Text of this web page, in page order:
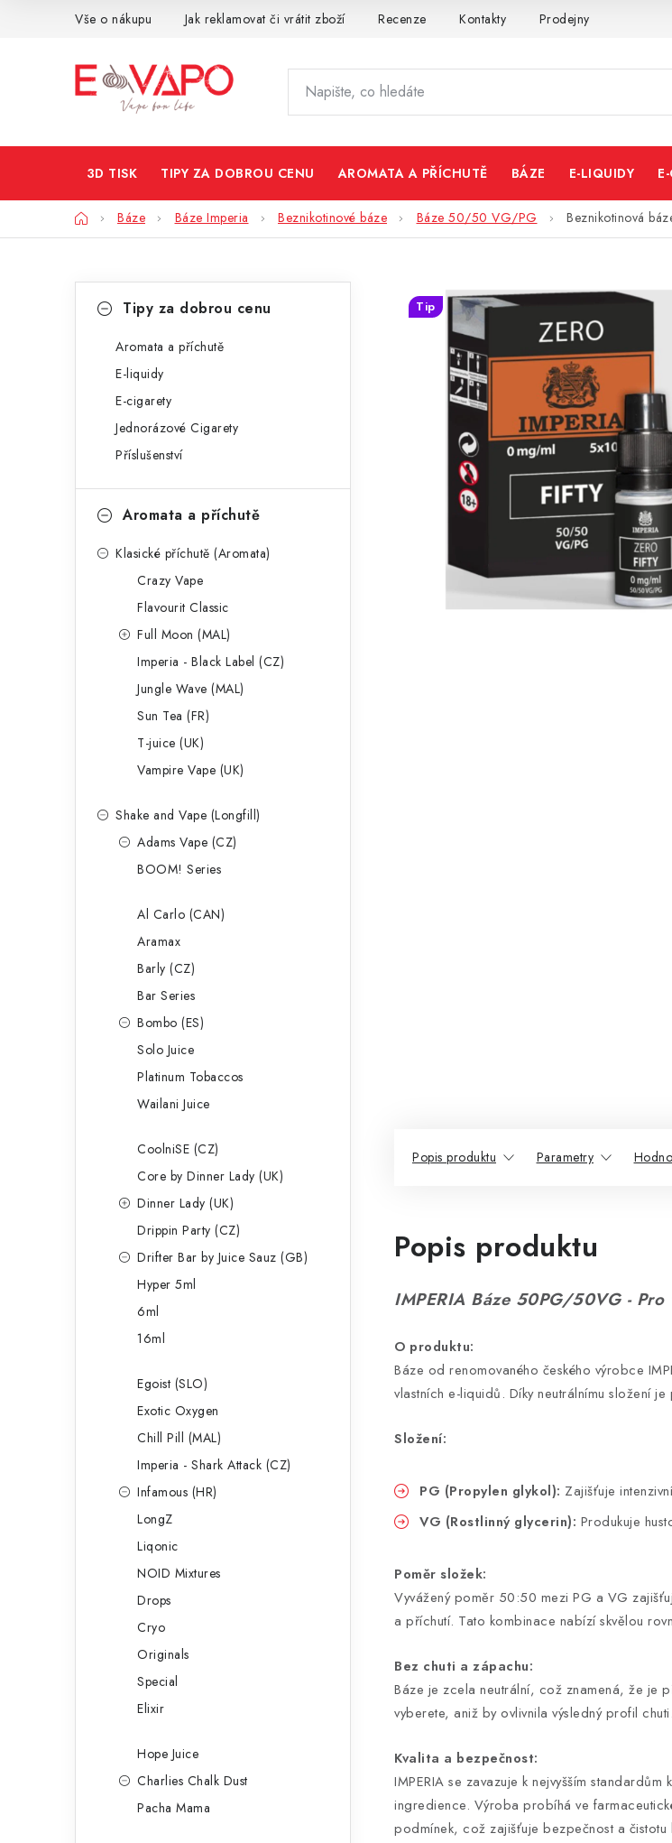
Vše o nákupu Jak reklamovat či vrátit zboží Recenze Kontakty Prodejny
3D TISK TIPY ZA DOBROU CENU AROMATA A PŘÍCHUTĚ BÁZE E-LIQUIDY
DomůBáze Báze Imperia Beznikotinové báze Báze 50/50 VG/PG Beznikotinová
n
kategorieTipy za dobrou cenu
Aromata a příchutě
E-liquidy
E-cigarety
Jednorázové Cigarety
Příslušenství
Aromata a příchutě
Klasické příchutě (Aromata)
Crazy Vape
Flavourit Classic
Full Moon (MAL)
Imperia - Black Label (CZ)
Jungle Wave (MAL)
Sun Tea (FR)
T-juice (UK)
Vampire Vape (UK)
Shake and Vape (Longfill)
Adams Vape (CZ)
BOOM! Series
Al Carlo (CAN)
Aramax
Barly (CZ)
Bar Series
Bombo (ES)
Solo Juice
Platinum Tobaccos
Wailani Juice
CoolniSE (CZ)
Core by Dinner Lady (UK)
Dinner Lady (UK)
Drippin Party (CZ)
Drifter Bar by Juice Sauz (GB)
Hyper 5ml
6ml
16ml
Egoist (SLO)
Exotic Oxygen
Chill Pill (MAL)
Imperia - Shark Attack (CZ)
Infamous (HR)
LongZ
Liqonic
NOID Mixtures
Drops
Cryo
Originals
Special
Elixir
Hope Juice
Charlies Chalk Dust
Pacha Mama
Tip
Popis produktu Parametry
Popis produktu
IMPERIA Báze 50PG/50VG -
O produktu:
Báze od renomovaného českého výrobce
vlastních e-liquidů. Díky neutrálnímu složení
Složení:
PG (Propylen glykol): Zajišťuje
VG (Rostlinný glycerin): Produkuje
Poměr složek:
Vyvážený poměr 50:50 mezi PG a VG
a příchutí. Tato kombinace nabízí skvělou
Bez chuti a zápachu:
Báze je zcela neutrální, což znamená, že je
vyberete, aniž by ovlivnila výsledný profil chuti.
Kvalita a bezpečnost:
IMPERIA se zavazuje k nejvyšším
ingredience. Výroba probíhá ve
podmínek, což zajišťuje bezpečnost a čistotu